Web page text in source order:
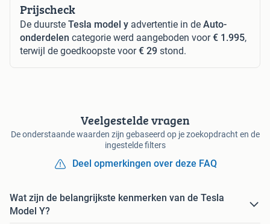
Prijscheck
De duurste Tesla model y advertentie in de Auto-
onderdelen categorie werd aangeboden voor€ 1.995,
terwijl de goedkoopste voor€ 29 stond.
Veelgestelde vragen
De onderstaande waarden zijn gebaseerd op je zoekopdracht en de
ingestelde filters
Deel opmerkingen over deze FAQ
Wat zijn de belangrijkste kenmerken van de Tesla
Model Y?